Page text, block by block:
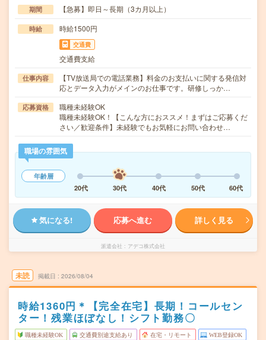
期間 【急募】即日～長期（3カ月以上）
時給 時給1500円
交通費
交通費支給
仕事内容
【TV放送局での電話業務】料金のお支払いに関する発信対
応とデータ入力がメインのお仕事です。研修しっか…
応募資格
職種未経験OK
職種未経験OK！【こんな方におススメ！まずはご応募くだ
さい／歓迎条件】未経験でもお気軽にお問い合わせ…
職場の雰囲気
年齢層
20代
30代 40代 50代 60代
気になる! 応募へ進む 詳しく見る
派遣会社 アデコ株式会社
未読 掲載日 2026/08/04
時給1360円＊【完全在宅】長期！コールセン
ター！残業ほぼなし！シフト勤務〇
職種未経験OK 交通費別途支給あり 在宅・リモート WEB登録OK